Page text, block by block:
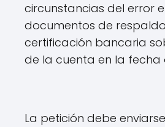
circunstancias del error
documentos de
certificación bancaria
de la cuenta en la fecha
La petición debe